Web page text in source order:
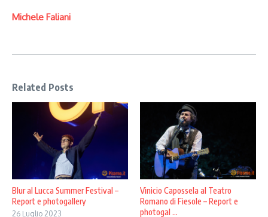
Michele Faliani
Related Posts
Blur al Lucca Summer Festival –
Report e photogallery
26 Luglio 2023
Vinicio Capossela al Teatro
Romano di Fiesole – Report e
photogal ...